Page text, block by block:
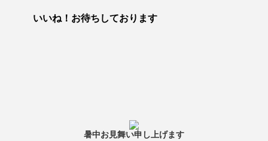
いいね！お待ちしております
暑中お見舞い申し上げます